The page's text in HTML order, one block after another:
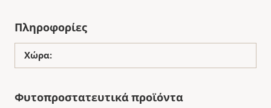
Πληροφορίες
Χώρα:
Φυτοπροστατευτικά προϊόντα